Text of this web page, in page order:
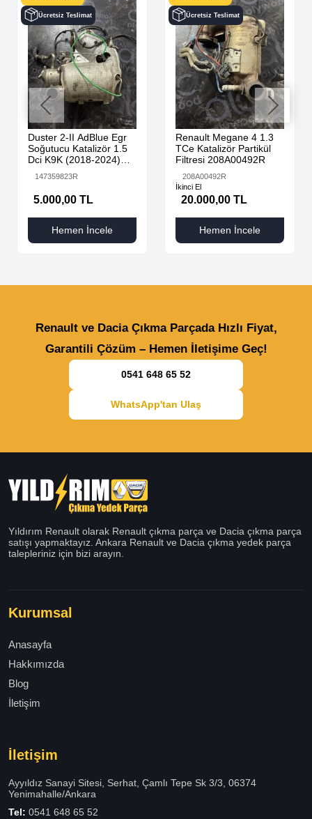
Ücretsiz Teslimat
Duster 2-II AdBlue Egr
Soğutucu Katalizör 1.5
Dci K9K (2018-2024)
Çıkma
147359823R
5.000,00 TL
Hemen İncele
Ücretsiz Teslimat
Renault Megane 4 1.3
TCe Katalizör Partikül
Filtresi 208A00492R
208A00492R
İkinci El
20.000,00 TL
Hemen İncele
Renault ve Dacia Çıkma Parçada Hızlı Fiyat,
Garantili Çözüm – Hemen İletişime Geç!
0541 648 65 52
WhatsApp'tan Ulaş
Yıldırım Renault olarak Renault çıkma parça ve Dacia çıkma parça
satışı yapmaktayız. Ankara Renault ve Dacia çıkma yedek parça
talepleriniz için bizi arayın.
Kurumsal
Anasayfa
Hakkımızda
Blog
İletişim
İletişim
Ayyıldız Sanayi Sitesi, Serhat, Çamlı Tepe Sk 3/3, 06374
Yenimahalle/Ankara
Tel: 0541 648 65 52